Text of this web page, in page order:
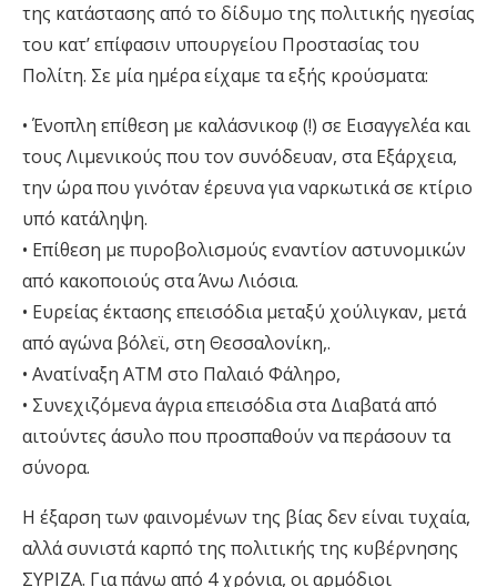
της κατάστασης από το δίδυμο της πολιτικής ηγεσίας
του κατ’ επίφασιν υπουργείου Προστασίας του
Πολίτη. Σε μία ημέρα είχαμε τα εξής κρούσματα:
• Ένοπλη επίθεση με καλάσνικοφ (!) σε Εισαγγελέα και
τους Λιμενικούς που τον συνόδευαν, στα Εξάρχεια,
την ώρα που γινόταν έρευνα για ναρκωτικά σε κτίριο
υπό κατάληψη.
• Επίθεση με πυροβολισμούς εναντίον αστυνομικών
από κακοποιούς στα Άνω Λιόσια.
• Ευρείας έκτασης επεισόδια μεταξύ χούλιγκαν, μετά
από αγώνα βόλεϊ, στη Θεσσαλονίκη,.
• Ανατίναξη ΑΤΜ στο Παλαιό Φάληρο,
• Συνεχιζόμενα άγρια επεισόδια στα Διαβατά από
αιτούντες άσυλο που προσπαθούν να περάσουν τα
σύνορα.
Η έξαρση των φαινομένων της βίας δεν είναι τυχαία,
αλλά συνιστά καρπό της πολιτικής της κυβέρνησης
ΣΥΡΙΖΑ. Για πάνω από 4 χρόνια, οι αρμόδιοι